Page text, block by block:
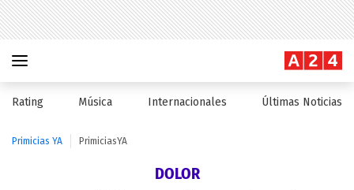
Rating Música Internacionales Últimas Noticias
Primicias YA PrimiciasYA
DOLOR